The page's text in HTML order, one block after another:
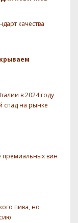
качества
в 2024 году
спад на рынке
премиальных вин
пива, но